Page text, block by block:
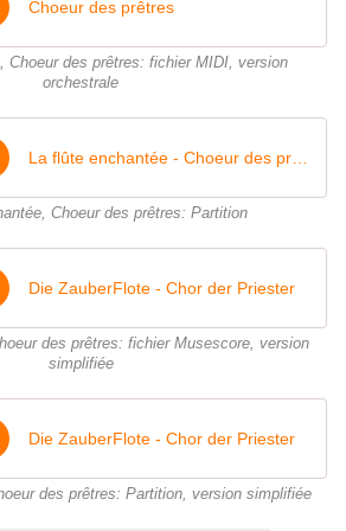
Choeur des prêtres
Choeur des prêtres: fichier MIDI, version
orchestrale
Choeur des prêtres: Partition
Die ZauberFlote - Chor der Priester
des prêtres: fichier Musescore, version
simplifiée
Die ZauberFlote - Chor der Priester
des prêtres: Partition, version simplifiée